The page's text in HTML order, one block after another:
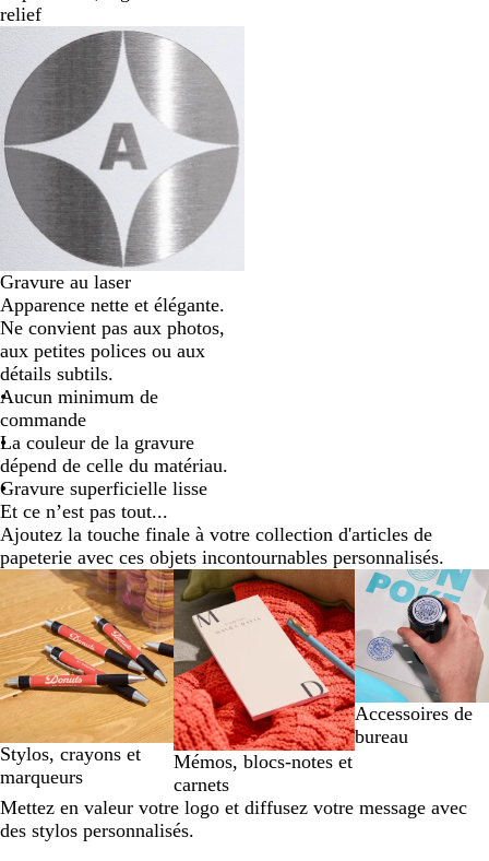
relief
Gravure au laser
Apparence nette et élégante.
Ne convient pas aux photos,
aux petites polices ou aux
détails subtils.
Aucun minimum de
commande
La couleur de la gravure
dépend de celle du matériau.
Gravure superficielle lisse
Et ce n’est pas tout...
Ajoutez la touche finale à votre collection d'articles de
papeterie avec ces objets incontournables personnalisés.
Stylos, crayons et
marqueurs
Mémos, blocs-notes et
carnets
Accessoires de
bureau
Diapositives
à
2
sur
3
Mettez en valeur votre logo et diffusez votre message avec
des stylos personnalisés.